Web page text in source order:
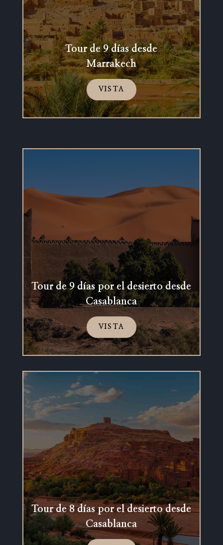
Tour de 9 días desde
Marrakech
VISTA
Tour de 9 días por el desierto desde
Casablanca
VISTA
Tour de 8 días por el desierto desde
Casablanca